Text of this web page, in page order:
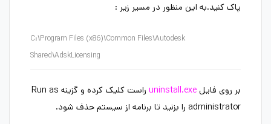
پاک کنید.به این منظور در مسیر زیر :
C:\Program Files (x86)\Common Files\Autodesk
Shared\AdskLicensing
بر روی فایل uninstall.exe
راست کلیک کرده و گزینه Run as
administrator را بزنید تا برنامه از سیستم حذف شود.